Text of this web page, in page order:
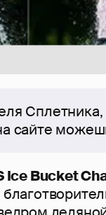
Сплетника,
сайте
Ice Bucket